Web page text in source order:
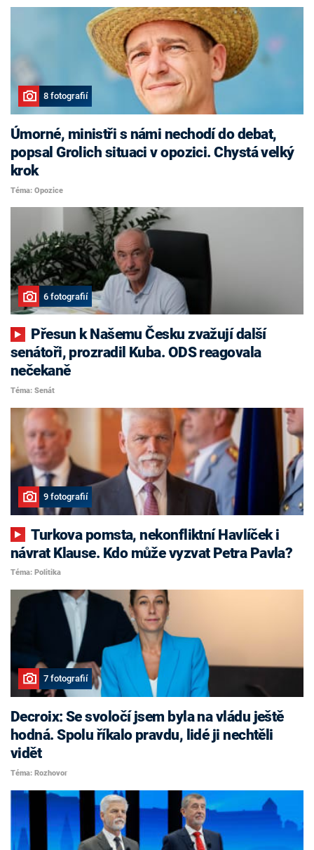
8 fotografií
Úmorné, ministři s námi nechodí do debat,
popsal Grolich situaci v opozici. Chystá velký
krok
Téma: Opozice
6 fotografií
senátoři, prozradil Kuba. ODS reagovala
nečekaně
Téma: Senát
9 fotografií
Turkova pomsta, nekonfliktní Havlíček i
návrat Klause. Kdo může vyzvat Petra Pavla?
Téma: Politika
7 fotografií
Decroix: Se svoločí jsem byla na vládu ještě
hodná. Spolu říkalo pravdu, lidé ji nechtěli
vidět
Téma: Rozhovor